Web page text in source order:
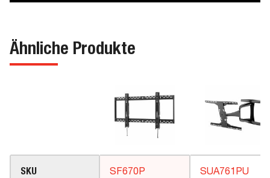
Ähnliche Produkte
SKU SF670P SUA761PU